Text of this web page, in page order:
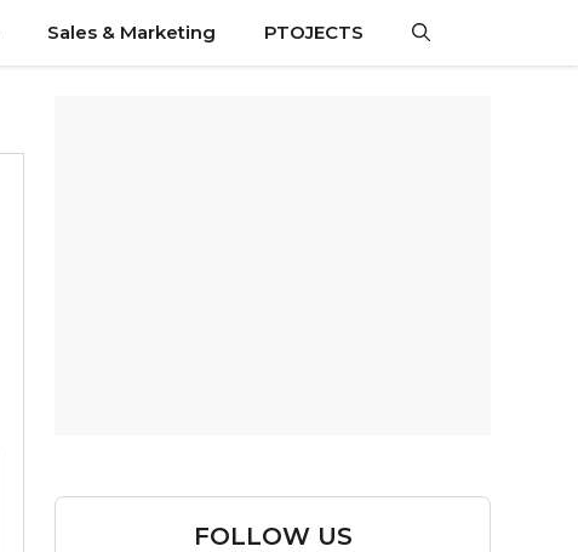
Sales & Marketing PTOJECTS
FOLLOW US